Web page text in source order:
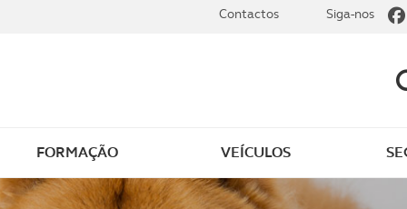
Clássicos
FORMAÇÃO VEÍCULOS
Contactos Siga-nos